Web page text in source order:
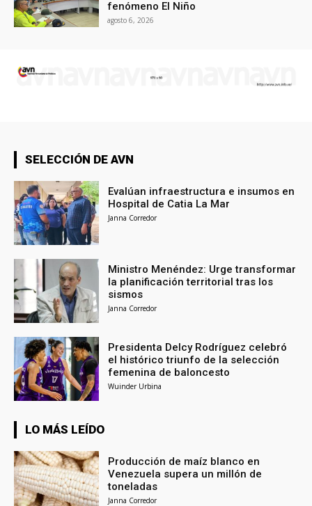
fenómeno El Niño
agosto 6, 2026
SELECCIÓN DE AVN
Evalúan infraestructura e insumos en
Hospital de Catia La Mar
Janna Corredor
Ministro Menéndez: Urge transformar
la planificación territorial tras los
sismos
Janna Corredor
Presidenta Delcy Rodríguez celebró
el histórico triunfo de la selección
femenina de baloncesto
Wuinder Urbina
LO MÁS LEÍDO
Producción de maíz blanco en
Venezuela supera un millón de
toneladas
Janna Corredor